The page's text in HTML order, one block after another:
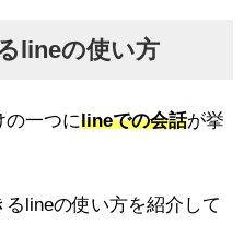
lineの使い方
の一つにlineでの会話が挙
lineの使い方を紹介して